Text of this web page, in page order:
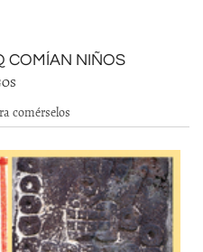
COMÍAN NIÑOS
comérselos